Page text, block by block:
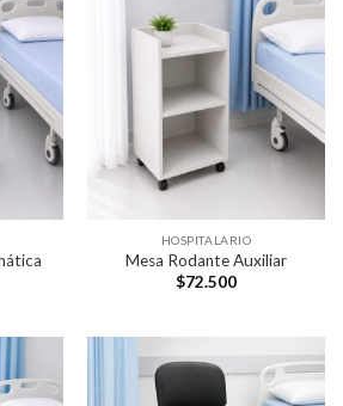
HOSPITALARIO
Mesa Rodante Auxiliar
$72.500